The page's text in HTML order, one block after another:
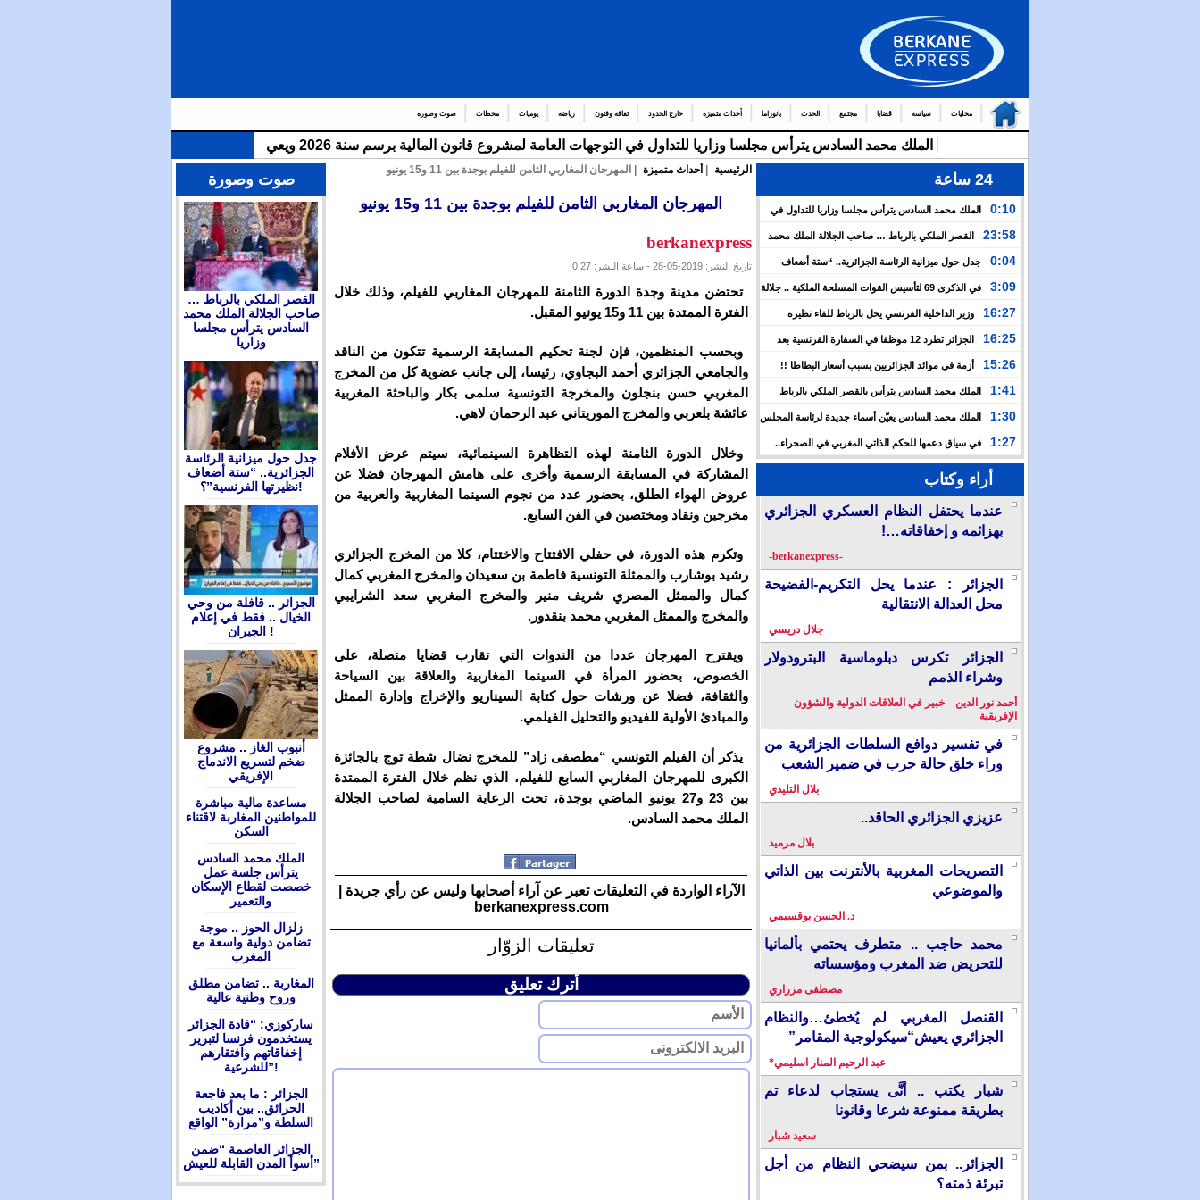
محليات سياسه قضايا مجتمع الحدث بانوراما أحداث متميزة خارج الحدود ثقافة وفنون رياضة يوميات محطات صوت وصورة
عدد من
24 ساعة
0:10
الملك محمد السادس يترأس مجلسا وزاريا للتداول في
23:58
القصر الملكي بالرباط … صاحب الجلالة الملك محمد
السادس يترأس مجلسا وزاريا
0:04
جدل حول ميزانية الرئاسة الجزائرية.. “ستة أضعاف
نظيرتها الفرنسية”؟!
3:09
في الذكرى 69 لتأسيس القوات المسلحة الملكية .. جلالة
الملك يدعو لمواصلة التعبئة من أجل تعزيز قوة الجيش وينوه بورش
16:27
وزير الداخلية الفرنسي يحل بالرباط للقاء نظيره
المغربي.. ولفتيت يقترح مراجعة مجموعة من الاتفاقيات بين
16:25
الجزائر تطرد 12 موظفا في السفارة الفرنسية بعد
اعتقال مسؤولها القنصلي وباريس تهدد إما التراجع أو الرد بقوة
15:26 أزمة في موائد الجزائريين بسبب أسعار البطاطا !!
1:41
الملك محمد السادس يترأس بالقصر الملكي بالرباط
حفلا دينيا إحياء لليلة القدر
1:30
الملك محمد السادس يعيّن أسماء جديدة لرئاسة المجلس
الأعلى للتكوين والبحث العلمي والمندوبية الوزارية لحقوق الإنسان
1:27
في سياق دعمها للحكم الذاتي المغربي في الصحراء..
إسبانيا تشرع في إدراج “المسيرة الخضراء” ضمن مقرراتها
الدراسيةأراء وكتاب
عندما يحتفل النظام العسكري الجزائري
بهزائمه و إخفاقاته…!
-berkanexpress-
الجزائر : عندما يحل التكريم-الفضيحة
محل العدالة الانتقالية
جلال دريسي
الجزائر تكرس دبلوماسية البترودولار
وشراء الذمم
أحمد نور الدين – خبير في العلاقات الدولية والشؤون
الإفريقية
في تفسير دوافع السلطات الجزائرية من
وراء خلق حالة حرب في ضمير الشعب
بلال التليدي
عزيزي الجزائري الحاقد..
بلال مرميد
التصريحات المغربية بالأنترنت بين الذاتي
والموضوعي
د. الحسن بوقسيمي
محمد حاجب .. متطرف يحتمي بألمانيا
للتحريض ضد المغرب ومؤسساته
مصطفى مزراري
القنصل المغربي لم يُخطئ…والنظام
الجزائري يعيش“سيكولوجية المقامر”
عبد الرحيم المنار اسليمي*
شبار يكتب .. أنَّى يستجاب لدعاء تم
بطريقة ممنوعة شرعا وقانونا
سعيد شبار
الجزائر.. بمن سيضحي النظام من أجل
تبرئة ذمته؟
الرئيسية أحداث متميزة | المهرجان المغاربي الثامن للفيلم بوجدة بين 11 و15 يونيو
المهرجان المغاربي الثامن للفيلم بوجدة بين 11 و15 يونيو
berkanexpress
تاريخ النشر: 2019-05-28 - ساعة النشر: 0:27
تحتضن مدينة وجدة الدورة الثامنة للمهرجان المغاربي للفيلم، وذلك خلال
الفترة الممتدة بين 11 و15 يونيو المقبل.
وبحسب المنظمين، فإن لجنة تحكيم المسابقة الرسمية تتكون من الناقد
والجامعي الجزائري أحمد البجاوي، رئيسا، إلى جانب عضوية كل من المخرج
المغربي حسن بنجلون والمخرجة التونسية سلمى بكار والباحثة المغربية
عائشة بلعربي والمخرج الموريتاني عبد الرحمان لاهي.
وخلال الدورة الثامنة لهذه التظاهرة السينمائية، سيتم عرض الأفلام
المشاركة في المسابقة الرسمية وأخرى على هامش المهرجان فضلا عن
عروض الهواء الطلق، بحضور عدد من نجوم السينما المغاربية والعربية من
مخرجين ونقاد ومختصين في الفن السابع.
وتكرم هذه الدورة، في حفلي الافتتاح والاختتام، كلا من المخرج الجزائري
رشيد بوشارب والممثلة التونسية فاطمة بن سعيدان والمخرج المغربي كمال
كمال والممثل المصري شريف منير والمخرج المغربي سعد الشرايبي
والمخرج والممثل المغربي محمد بنقدور.
ويقترح المهرجان عددا من الندوات التي تقارب قضايا متصلة، على
الخصوص، بحضور المرأة في السينما المغاربية والعلاقة بين السياحة
والثقافة، فضلا عن ورشات حول كتابة السيناريو والإخراج وإدارة الممثل
والمبادئ الأولية للفيديو والتحليل الفيلمي.
يذكر أن الفيلم التونسي “مطصفى زاد” للمخرج نضال شطة توج بالجائزة
الكبرى للمهرجان المغاربي السابع للفيلم، الذي نظم خلال الفترة الممتدة
بين 23 و27 يونيو الماضي بوجدة، تحت الرعاية السامية لصاحب الجلالة
الملك محمد السادس.
الآراء الواردة في التعليقات تعبر عن آراء أصحابها وليس عن رأي جريدة |
berkanexpress.com
تعليقات الزوّار
أترك تعليق
صوت وصورة
القصر الملكي بالرباط …
صاحب الجلالة الملك محمد
السادس يترأس مجلسا
وزاريا
جدل حول ميزانية الرئاسة
الجزائرية.. “ستة أضعاف
نظيرتها الفرنسية”؟!
الجزائر .. قافلة من وحي
الخيال .. فقط في إعلام
الجيران !
أنبوب الغاز .. مشروع
ضخم لتسريع الاندماج
الإفريقي
مساعدة مالية مباشرة
للمواطنين المغاربة لاقتناء
السكن
الملك محمد السادس
يترأس جلسة عمل
خصصت لقطاع الإسكان
والتعمير
زلزال الحوز .. موجة
تضامن دولية واسعة مع
المغرب
المغاربة .. تضامن مطلق
وروح وطنية عالية
ساركوزي: “قادة الجزائر
يستخدمون فرنسا لتبرير
إخفاقاتهم وافتقارهم
للشرعية”!
الجزائر : ما بعد فاجعة
الحرائق.. بين أكاديب
السلطة و”مرارة” الواقع
الجزائر العاصمة “ضمن
أسوأ المدن القابلة للعيش”